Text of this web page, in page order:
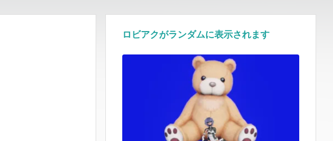
ロビアクがランダムに表示されます